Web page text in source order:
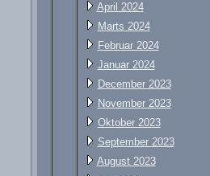
April 2024
Marts 2024
Februar 2024
Januar 2024
December 2023
November 2023
Oktober 2023
September 2023
August 2023